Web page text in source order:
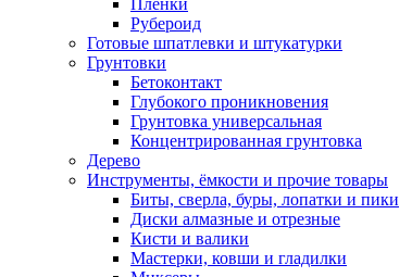
Пленки
Рубероид
Готовые шпатлевки и штукатурки
Грунтовки
Бетоконтакт
Глубокого проникновения
Грунтовка универсальная
Концентрированная грунтовка
Дерево
Инструменты, ёмкости и прочие товары
Биты, сверла, буры, лопатки и пики
Диски алмазные и отрезные
Кисти и валики
Мастерки, ковши и гладилки